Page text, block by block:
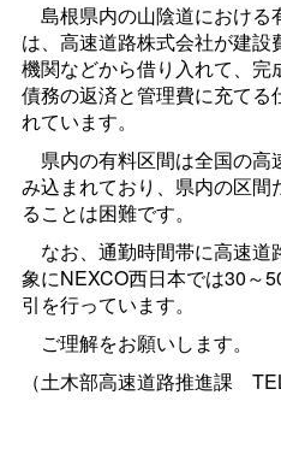
島根県内の山陰道における
は、高速道路株式会社が建
機関などから借り入れて、完
債務の返済と管理費に充てる
れています。
県内の有料区間は全国の高
み込まれており、県内の区間
ることは困難です。
なお、通勤時間帯に高速道
象にNEXCO西日本では30～
引を行っています。
ご理解をお願いします。
（土木部高速道路推進課